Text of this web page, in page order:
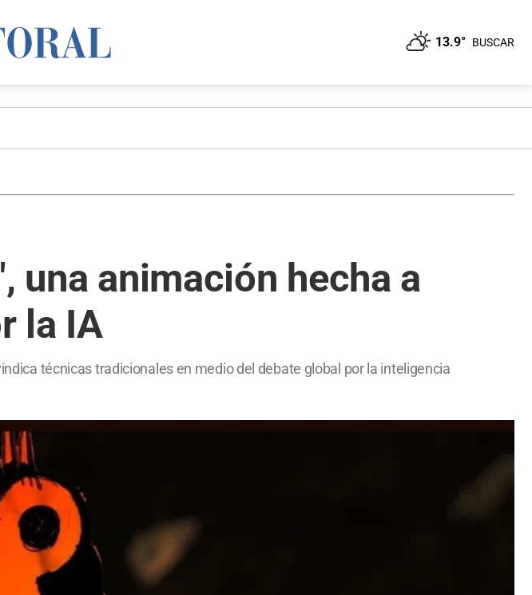
13.9° BUSCAR
una animación hecha a
la IA
técnicas tradicionales en medio del debate global por la inteligencia